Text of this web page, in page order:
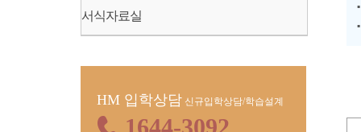
서식자료실
HM 입학상담 신규입학상담/학습설계